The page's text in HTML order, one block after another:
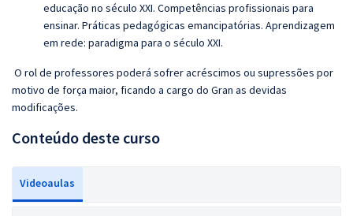
educação no século XXI. Competências profissionais para
ensinar. Práticas pedagógicas emancipatórias. Aprendizagem
em rede: paradigma para o século XXI.
O rol de professores poderá sofrer acréscimos ou supressões por
motivo de força maior, ficando a cargo do Gran as devidas
modificações.
Conteúdo deste curso
Videoaulas